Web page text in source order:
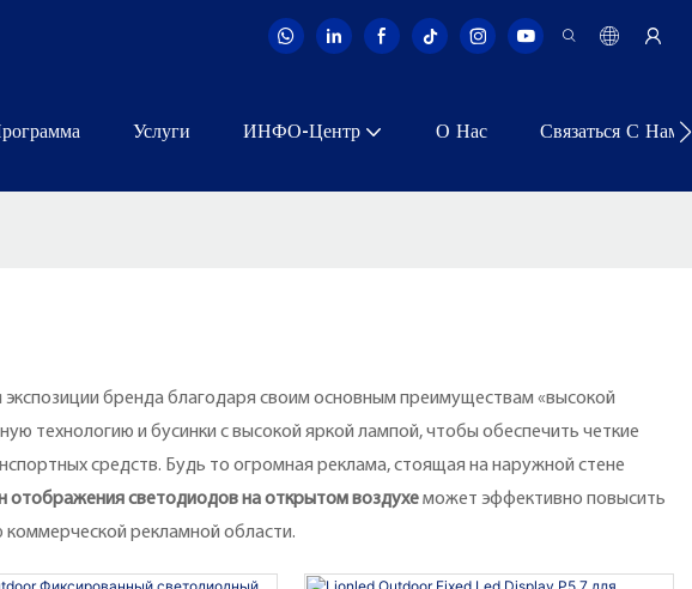
Услуги ИНФО-Центр О Нас Связаться С Нами
бренда благодаря своим основным преимуществам «высокой
технологию и бусинки с высокой яркой лампой, чтобы обеспечить четкие
средств. Будь то огромная реклама, стоящая на наружной стене
отображения светодиодов на открытом воздухеможет эффективно повысить
рекламной области.